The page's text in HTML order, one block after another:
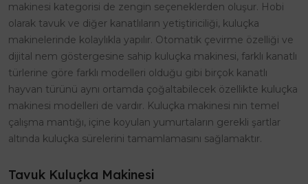
makinesi kategorisi de zengin seçeneklerden oluşur. Hobi
olarak tavuk ve diğer kanatlıların yetiştiriciliği, kuluçka
makinelerinde kolaylıkla yapılır. Otomatik çevirme özelliği ve
dijital nem göstergesine sahip kuluçka makinesi, farklı kanatlı
türlerine göre farklı modelleri olduğu gibi birçok kanatlı
hayvan türünü aynı ortamda çoğaltabilecek özellikte kuluçka
makinesi modelleri de vardır. Kuluçka makinesi nin temel
çalışma mantığı, içine koyulan yumurtaların gerekli şartlar
altında kuluçka sürelerini tamamlamasını sağlamaktır.
Tavuk Kuluçka Makinesi